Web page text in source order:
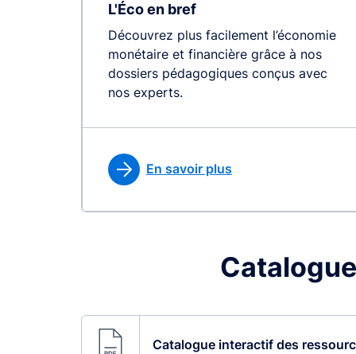
L'Éco en bref
Découvrez plus facilement l’économie
monétaire et financière grâce à nos
dossiers pédagogiques conçus avec
nos experts.
En savoir plus
Catalogue interactif des